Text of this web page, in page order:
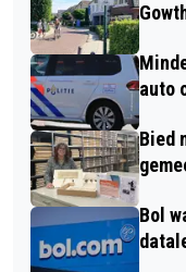
auto
Bied
Bol